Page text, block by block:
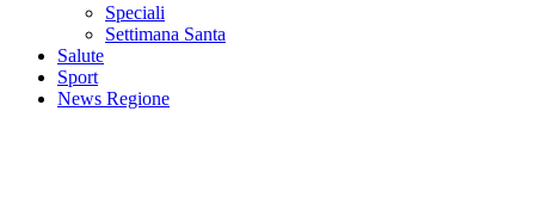
Speciali
Settimana Santa
Salute
Sport
News Regione